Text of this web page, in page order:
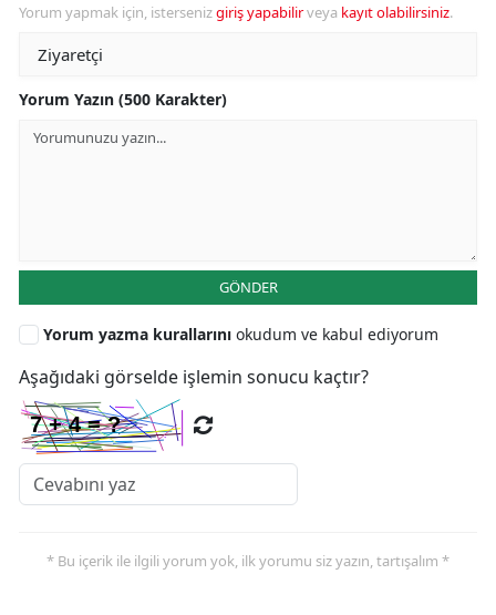
Yorum yapmak için, istersenizgiriş yapabilirveya kayıt olabilirsiniz.
Yorum Yazın (500 Karakter)
GÖNDER
Yorum yazma kurallarını okudum ve kabul ediyorum
Aşağıdaki görselde işlemin sonucu kaçtır?
* Bu içerik ile ilgili yorum yok, ilk yorumu siz yazın, tartışalım *